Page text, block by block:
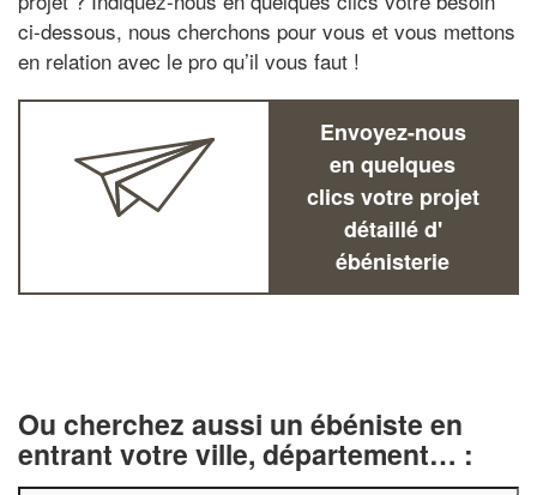
ci-dessous, nous cherchons pour vous et vous mettons
en relation avec le pro qu’il vous faut !
Envoyez-nous
en quelques
clics votre projet
détaillé d'
ébénisterie
Ou cherchez aussi un ébéniste en
entrant votre ville, département… :